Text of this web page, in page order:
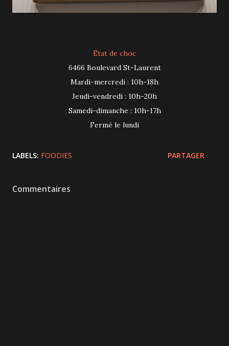
État de choc
6466 Boulevard St-Laurent
Mardi-mercredi : 10h-18h
Jeudi-vendredi : 10h-20h
Samedi-dimanche : 10h-17h
Fermé le lundi
LABELS: FOODIES PARTAGER
Commentaires